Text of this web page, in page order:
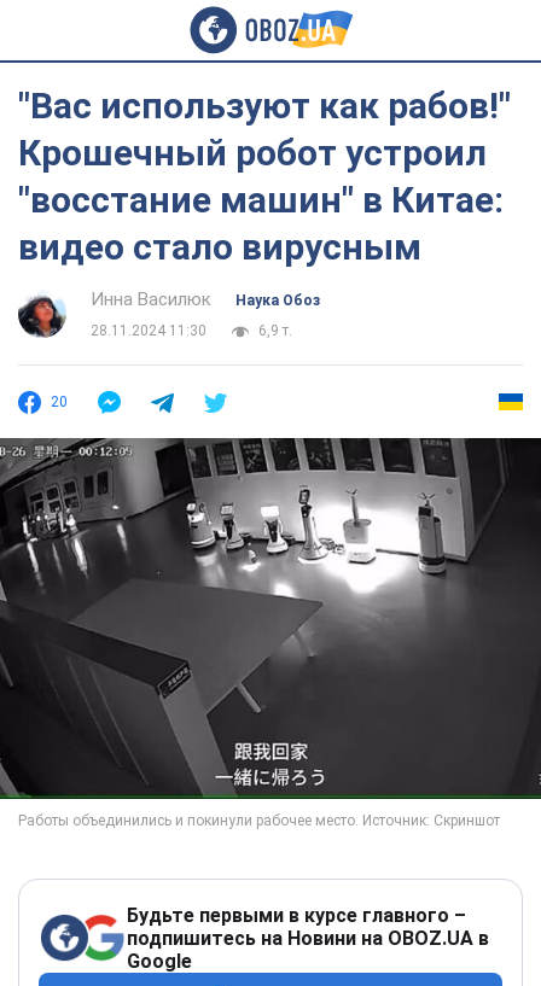
"Вас используют как рабов!"
Крошечный робот устроил
"восстание машин" в Китае:
видео стало вирусным
Инна Василюк
Наука Обоз
28.11.2024 11:30
6,9 т.
20
Будьте первыми в курсе главного –
подпишитесь на Новини на OBOZ.UA в
Google